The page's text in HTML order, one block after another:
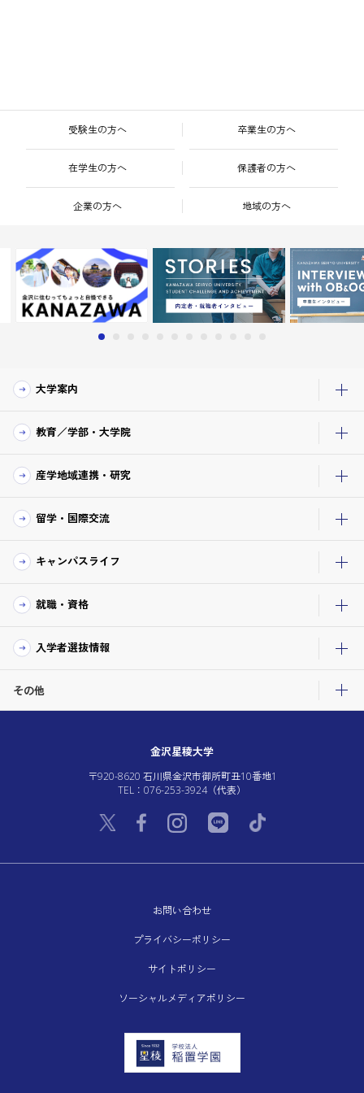
受験生の方へ 卒業生の方へ
在学生の方へ 保護者の方へ
企業の方へ 地域の方へ
大学案内
教育／学部・大学院
産学地域連携・研究
留学・国際交流
キャンパスライフ
就職・資格
入学者選抜情報
その他
金沢星稜大学
〒920-8620 石川県金沢市御所町丑10番地1
TEL：076-253-3924（代表）
お問い合わせ
プライバシーポリシー
サイトポリシー
ソーシャルメディアポリシー